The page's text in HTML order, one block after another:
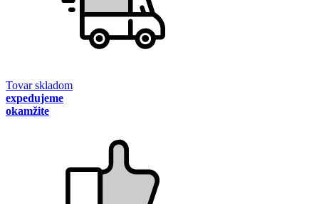
Tovar skladom
expedujeme
okamžite